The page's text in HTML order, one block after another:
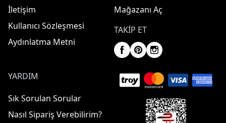
İletişim
Kullanıcı Sözleşmesi
Aydınlatma Metni
Mağazanı Aç
TAKIP ET
YARDIM
Sık Sorulan Sorular
Nasıl Sipariş Verebilirim?